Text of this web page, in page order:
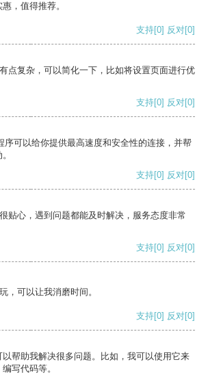
，值得推荐。
支持[0] 反对[0]
点复杂，可以简化一下，比如将设置页面进行优
支持[0] 反对[0]
序可以给你提供最高速度和安全性的连接，并帮
支持[0] 反对[0]
贴心，遇到问题都能及时解决，服务态度非常
支持[0] 反对[0]
，可以让我消磨时间。
支持[0] 反对[0]
帮助我解决很多问题。比如，我可以使用它来
写代码等。